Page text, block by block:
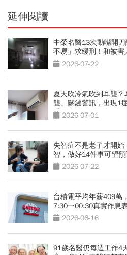
延伸閱讀
中榮名醫13次動嘴開
不易」求緩刑！和被
2026-07-22
夏天吹冷氣吹到耳聾
聾」關鍵警訊，出現1
看 2026-07-01
失智症不是老了才開
智，做好14件事可望
2026-07-22
台積電平均年薪409萬
7:30→00:30真實作息
較操？
2026-06-16
91歲名醫仍每週工作4